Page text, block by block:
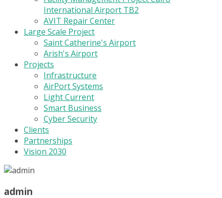
International Airport TB2
AVIT Repair Center
Large Scale Project
Saint Catherine's Airport
Arish's Airport
Projects
Infrastructure
AirPort Systems
Light Current
Smart Business
Cyber Security
Clients
Partnerships
Vision 2030
admin